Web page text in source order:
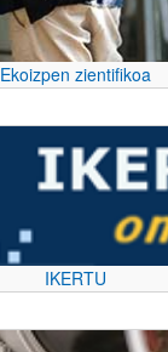
Ekoizpen zientifikoa
IKERTU